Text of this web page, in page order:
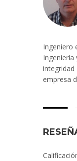
Ingeniero
integridad
empresa